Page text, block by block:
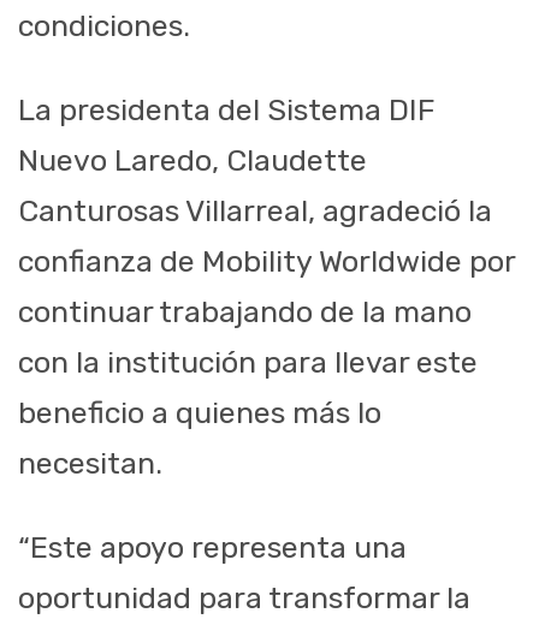
condiciones.
La presidenta del Sistema DIF
Nuevo Laredo, Claudette
Canturosas Villarreal, agradeció la
confianza de Mobility Worldwide por
continuar trabajando de la mano
con la institución para llevar este
beneficio a quienes más lo
necesitan.
“Este apoyo representa una
oportunidad para transformar la